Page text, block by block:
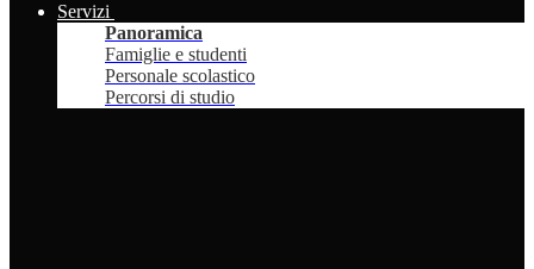
Servizi
Panoramica
Famiglie e studenti
Personale scolastico
Percorsi di studio